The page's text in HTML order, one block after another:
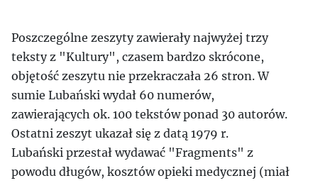
Poszczególne zeszyty zawierały najwyżej trzy
teksty z "Kultury", czasem bardzo skrócone,
objętość zeszytu nie przekraczała 26 stron. W
sumie Lubański wydał 60 numerów,
zawierających ok. 100 tekstów ponad 30 autorów.
Ostatni zeszyt ukazał się z datą 1979 r.
Lubański przestał wydawać "Fragments" z
powodu długów, kosztów opieki medycznej (miał